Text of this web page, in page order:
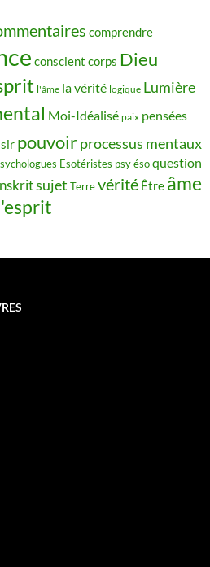
comprendre
conscient corps Dieu
l'âme la vérité logique Lumière
Moi-Idéalisé paix pensées
pouvoirprocessus mentaux
Esotéristes psy ésoquestion
sujet Terrevérité Être âme